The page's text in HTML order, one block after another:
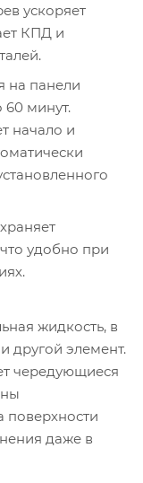
ускоряет
КПД и
на панели
60 минут.
начало и
удобно при
жидкость, в
другой элемент.
чередующиеся
поверхности
даже в